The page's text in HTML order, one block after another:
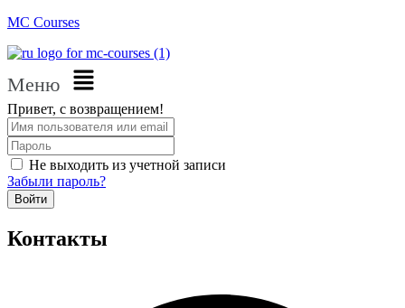
MC Courses
Меню
Привет, с возвращением!
Не выходить из учетной записи
Забыли пароль?
Войти
Контакты